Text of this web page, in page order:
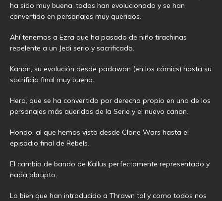
ha sido muy buena, todos han evolucionado y se han
convertido en personajes muy queridos.
Ahí tenemos a Ezra que ha pasado de niño tirachinas
repelente a un Jedi serio y sacrificado.
Kanan, su evolución desde padawan (en los cómics) hasta su
sacrificio final muy bueno.
Hera, que se ha convertido por derecho propio en uno de los
personajes más queridos de la Serie y el nuevo canon.
Hondo, al que hemos visto desde Clone Wars hasta el
episodio final de Rebels.
El cambio de bando de Kallus perfectamente representado y
nada abrupto.
Lo bien que han introducido a Thrawn tal y como todos nos